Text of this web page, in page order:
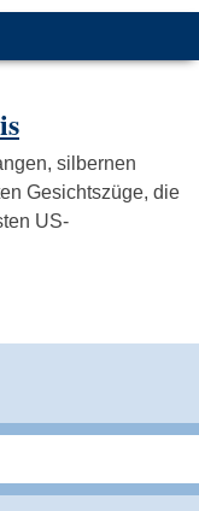
silbernen
Gesichtszüge, die
US-